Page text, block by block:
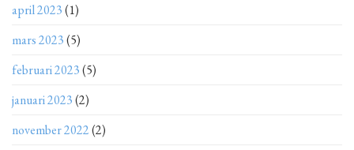
april 2023(1)
mars 2023(5)
februari 2023(5)
januari 2023(2)
november 2022(2)